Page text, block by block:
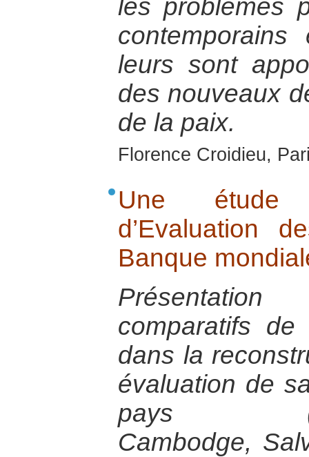
les problèmes
leurs sont
des nouveaux
de la paix.
Florence Croidieu,
Une étude
d’Evaluation
Banque
comparatifs
dans la
évaluation de
pays
Cambodge,